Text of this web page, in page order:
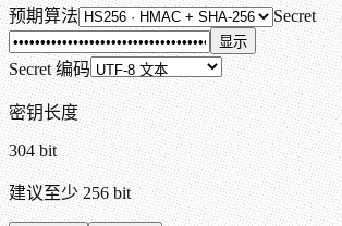
预期算法
Secret
显示
Secret 编码
密钥长度
304 bit
建议至少256bit